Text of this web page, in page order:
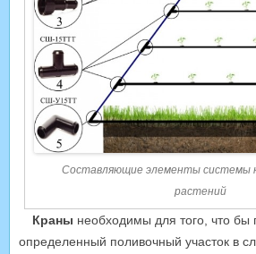
Составляющие элементы системы
растений
Краны необходимы для того, что бы
определенный поливочный участок в